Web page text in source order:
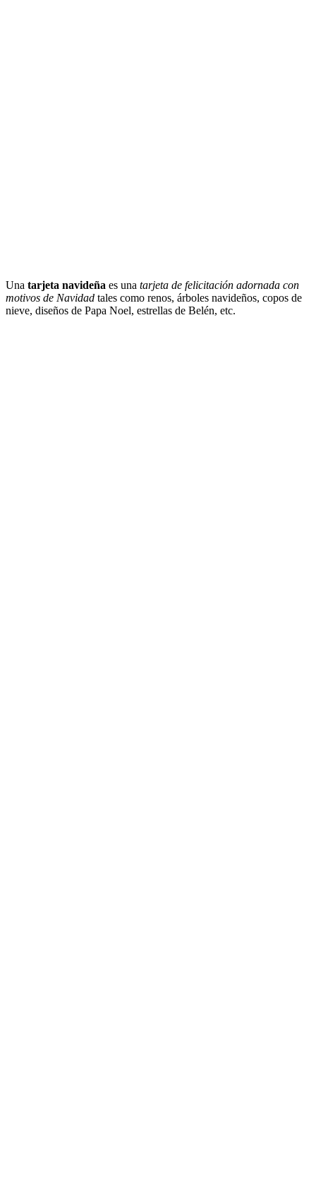
Una tarjeta navideña es una tarjeta de felicitación adornada con
motivos de Navidad tales como renos, árboles navideños, copos de
nieve, diseños de Papa Noel, estrellas de Belén, etc.